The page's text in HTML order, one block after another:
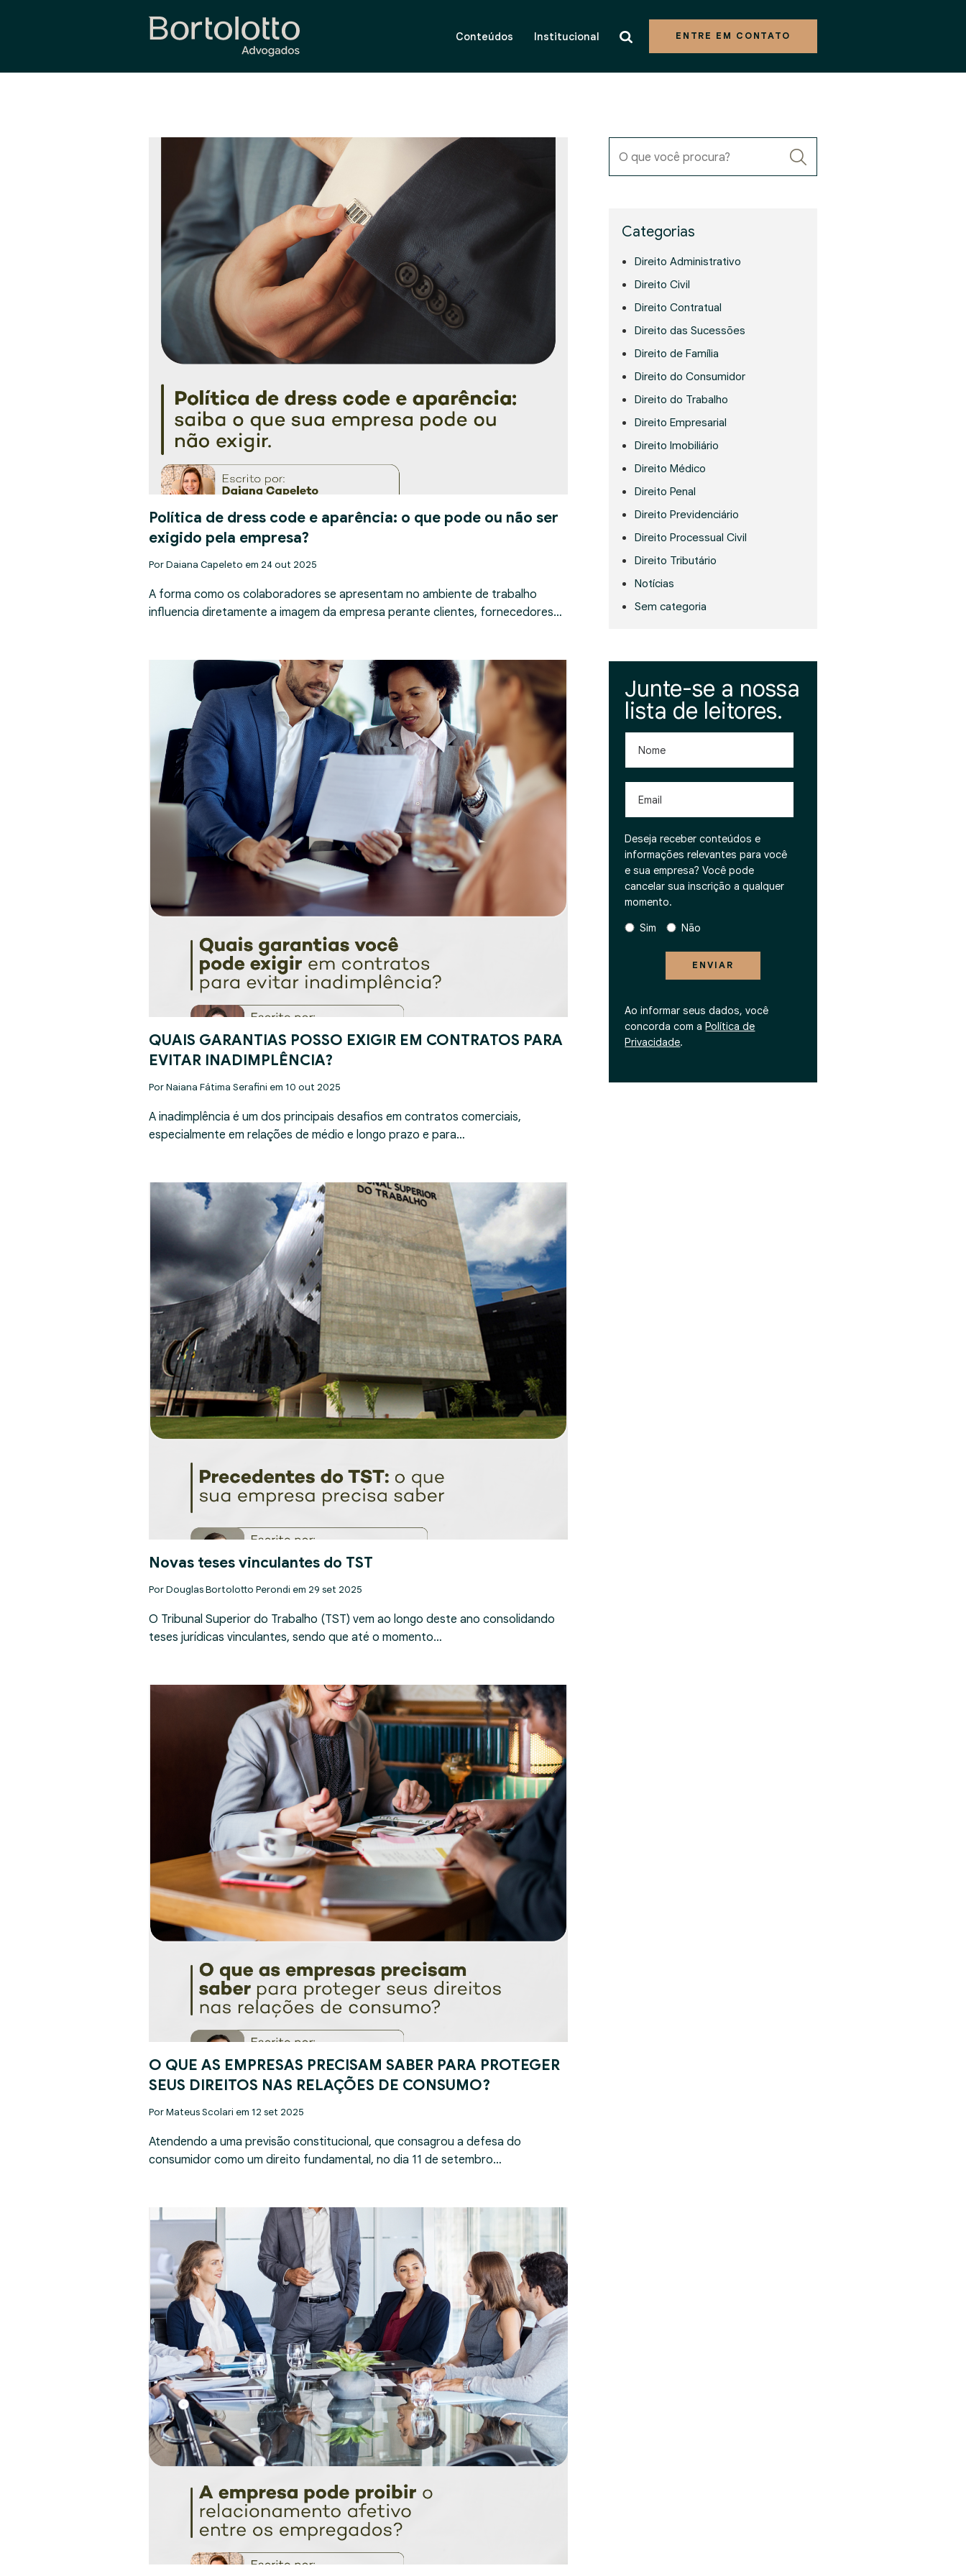
Conteúdos Institucional ENTRE EM CONTATO
Política de dress code e aparência: o que pode ou não ser
exigido pela empresa?
Por Daiana Capeleto em 24 out 2025
A forma como os colaboradores se apresentam no ambiente de trabalho
influencia diretamente a imagem da empresa perante clientes, fornecedores…
QUAIS GARANTIAS POSSO EXIGIR EM CONTRATOS PARA
EVITAR INADIMPLÊNCIA?
Por Naiana Fátima Serafini em 10 out 2025
A inadimplência é um dos principais desafios em contratos comerciais,
especialmente em relações de médio e longo prazo e para…
Novas teses vinculantes do TST
Por Douglas Bortolotto Perondi em 29 set 2025
O Tribunal Superior do Trabalho (TST) vem ao longo deste ano consolidando
teses jurídicas vinculantes, sendo que até o momento…
O QUE AS EMPRESAS PRECISAM SABER PARA PROTEGER
SEUS DIREITOS NAS RELAÇÕES DE CONSUMO?
Por Mateus Scolari em 12 set 2025
Atendendo a uma previsão constitucional, que consagrou a defesa do
consumidor como um direito fundamental, no dia 11 de setembro…
Categorias
Direito Administrativo
Direito Civil
Direito Contratual
Direito das Sucessões
Direito de Família
Direito do Consumidor
Direito do Trabalho
Direito Empresarial
Direito Imobiliário
Direito Médico
Direito Penal
Direito Previdenciário
Direito Processual Civil
Direito Tributário
Notícias
Sem categoria
Junte-se a nossa
lista de leitores.
Deseja receber conteúdos e
informações relevantes para você
e sua empresa? Você pode
cancelar sua inscrição a qualquer
momento.
Sim
Não
ENVIAR
Ao informar seus dados, você
concorda com aPolítica de
Privacidade.